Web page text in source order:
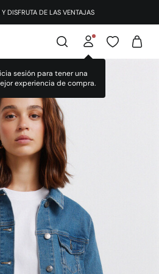
Y DISFRUTA DE LAS VENTAJAS
sesión para tener una
experiencia de compra.